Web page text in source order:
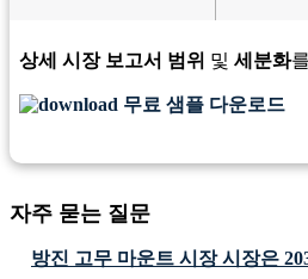
상세 시장 보고서 범위 및 세분화
무료 샘플 다운로드
자주 묻는 질문
방진 고무 마운트 시장 시장은